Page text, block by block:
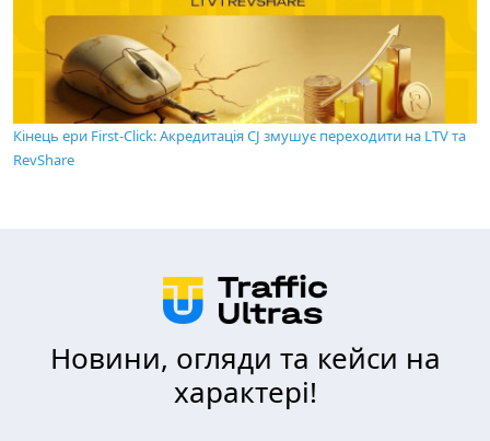
Кінець ери First-Click: Акредитація CJ змушує переходити на LTV та
RevShare
Новини, огляди та кейси на
характері!